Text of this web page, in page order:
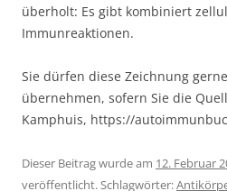
überholt: Es gibt kombiniert
Immunreaktionen.
Sie dürfen diese Zeichnung
übernehmen, sofern Sie die
Kamphuis, https://
Dieser Beitrag wurde am 12. Februar
veröffentlicht. Schlagwörter: